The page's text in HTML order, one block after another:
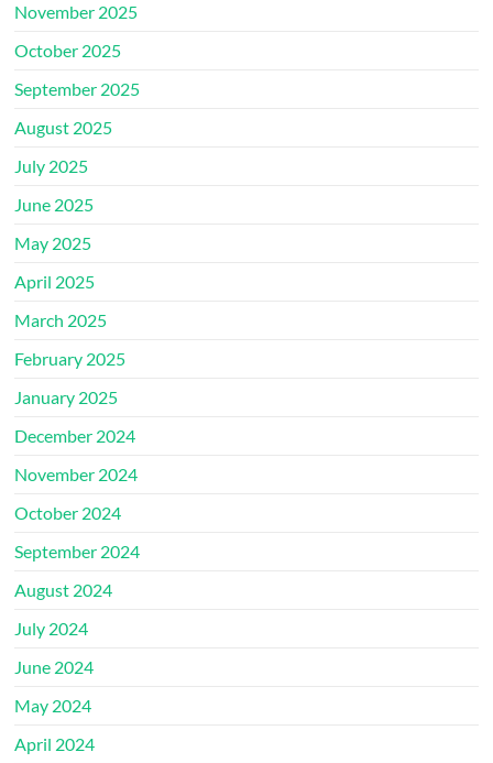
November 2025
October 2025
September 2025
August 2025
July 2025
June 2025
May 2025
April 2025
March 2025
February 2025
January 2025
December 2024
November 2024
October 2024
September 2024
August 2024
July 2024
June 2024
May 2024
April 2024